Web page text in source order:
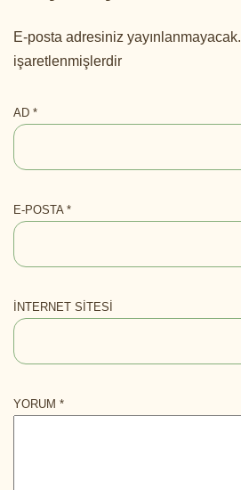
E-posta adresiniz yayınlanmayacak.
işaretlenmişlerdir
AD *
E-POSTA *
İNTERNET SITESI
YORUM *